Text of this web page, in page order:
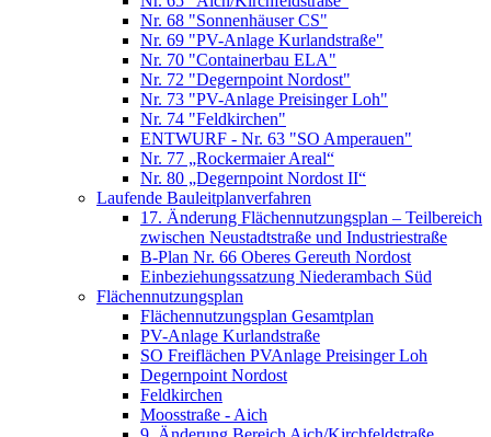
Nr. 68 "Sonnenhäuser CS"
Nr. 69 "PV-Anlage Kurlandstraße"
Nr. 70 "Containerbau ELA"
Nr. 72 "Degernpoint Nordost"
Nr. 73 "PV-Anlage Preisinger Loh"
Nr. 74 "Feldkirchen"
ENTWURF - Nr. 63 "SO Amperauen"
Nr. 77 „Rockermaier Areal“
Nr. 80 „Degernpoint Nordost II“
Laufende Bauleitplanverfahren
17. Änderung Flächennutzungsplan – Teilbereich
zwischen Neustadtstraße und Industriestraße
B-Plan Nr. 66 Oberes Gereuth Nordost
Einbeziehungssatzung Niederambach Süd
Flächennutzungsplan
Flächennutzungsplan Gesamtplan
PV-Anlage Kurlandstraße
SO Freiflächen PV­Anlage Preisinger Loh
Degernpoint Nordost
Feldkirchen
Moosstraße - Aich